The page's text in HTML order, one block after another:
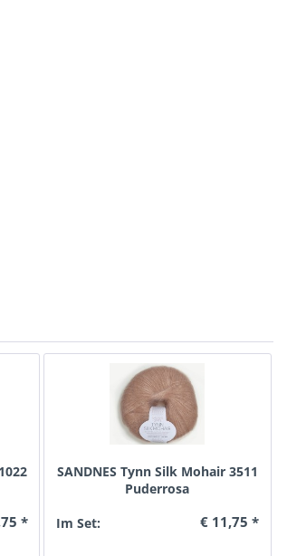
*
SANDNES Tynn Silk Mohair 3511
Puderrosa
Im Set:
€ 11,75 *